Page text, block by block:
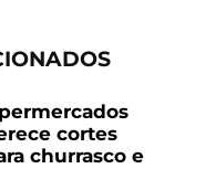
cortes
churrasco e